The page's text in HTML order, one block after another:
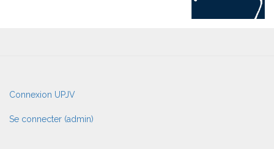
User
account
menu
Connexion UPJV
Se connecter (admin)